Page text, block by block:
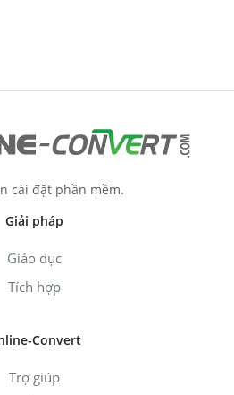
cài đặt phần mềm.
Giải pháp
Giáo dục
Tích hợp
Convert
Trợ giúp